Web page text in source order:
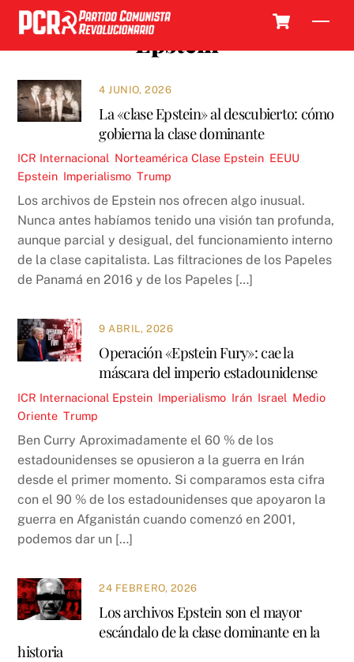
Skip
content
Epstein
4 JUNIO, 2026
La «clase Epstein» al descubierto: cómo
gobierna la clase dominante
ICR Internacional Norteamérica Clase Epstein EEUU
Epstein Imperialismo ,Trump
Los archivos de Epstein nos ofrecen algo inusual.
Nunca antes habíamos tenido una visión tan profunda,
aunque parcial y desigual, del funcionamiento interno
de la clase capitalista. Las filtraciones de los Papeles
de Panamá en 2016 y de los Papeles […]
9 ABRIL, 2026
Operación «Epstein Fury»: cae la
máscara del imperio estadounidense
ICR Internacional Epstein Imperialismo Irán Israel Medio
Oriente ,Trump
Ben Curry Aproximadamente el 60 % de los
estadounidenses se opusieron a la guerra en Irán
desde el primer momento. Si comparamos esta cifra
con el 90 % de los estadounidenses que apoyaron la
guerra en Afganistán cuando comenzó en 2001,
podemos dar un […]
24 FEBRERO, 2026
Los archivos Epstein son el mayor
escándalo de la clase dominante en la
historia